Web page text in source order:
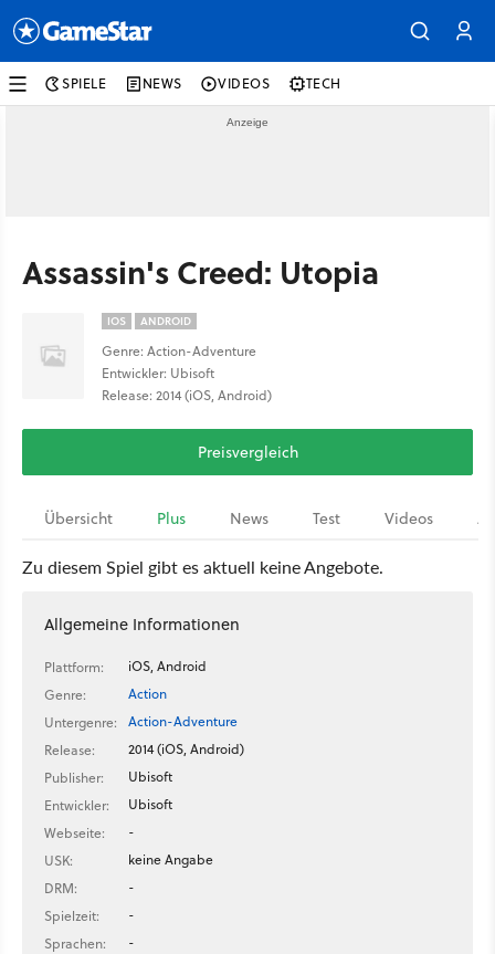
SPIELE NEWS VIDEOS TECH
Assassin's Creed: Utopia
IOS ANDROID
Genre: Action-Adventure
Entwickler: Ubisoft
Release: 2014 (iOS, Android)
Preisvergleich
Übersicht Plus News Test Videos
Zu diesem Spiel gibt es aktuell keine Angebote.
Allgemeine Informationen
Plattform:
iOS, Android
Genre:
Action
Untergenre:
Action-Adventure
Release:
2014 (iOS, Android)
Publisher:
Ubisoft
Entwickler:
Ubisoft
Webseite:
-
USK:
keine Angabe
DRM:
-
Spielzeit:
-
Sprachen:
-